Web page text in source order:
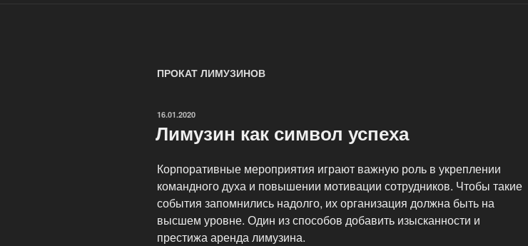
ПРОКАТ ЛИМУЗИНОВ
ОПУБЛИКОВАНО
16.01.2020
Лимузин как символ успеха
Корпоративные мероприятия играют важную роль в укреплении
командного духа и повышении мотивации сотрудников. Чтобы такие
события запомнились надолго, их организация должна быть на
высшем уровне. Один из способов добавить изысканности и
престижа аренда лимузина.